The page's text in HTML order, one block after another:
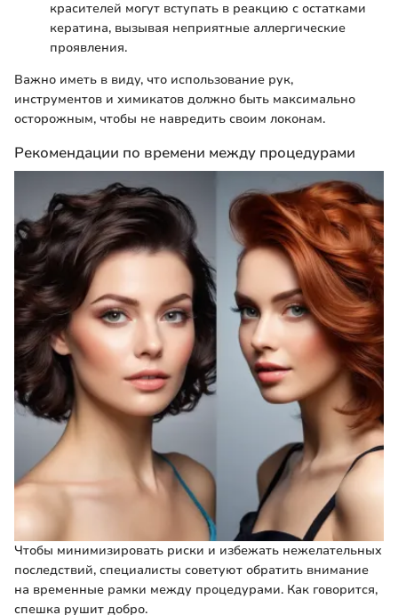
красителей могут вступать в реакцию с остатками
кератина, вызывая неприятные аллергические
проявления.
Важно иметь в виду, что использование рук,
инструментов и химикатов должно быть максимально
осторожным, чтобы не навредить своим локонам.
Рекомендации по времени между процедурами
Чтобы минимизировать риски и избежать нежелательных
последствий, специалисты советуют обратить внимание
на временные рамки между процедурами. Как говорится,
спешка рушит добро.